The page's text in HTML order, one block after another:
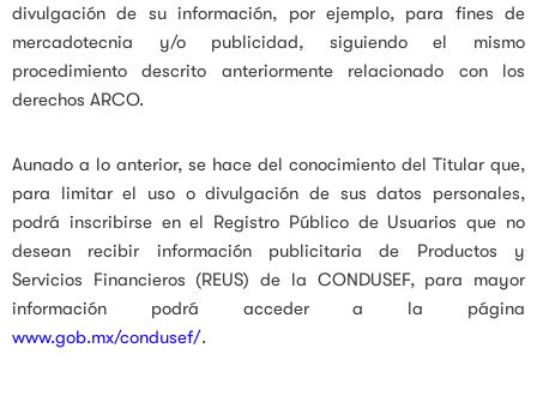
divulgación de su información, por ejemplo, para fines de
mercadotecnia y/o publicidad, siguiendo el mismo
procedimiento descrito anteriormente relacionado con los
derechos ARCO.
Aunado a lo anterior, se hace del conocimiento del Titular que,
para limitar el uso o divulgación de sus datos personales,
podrá inscribirse en el Registro Público de Usuarios que no
desean recibir información publicitaria de Productos y
Servicios Financieros (REUS) de la CONDUSEF, para mayor
información podrá acceder a la página
www.gob.mx/condusef/.